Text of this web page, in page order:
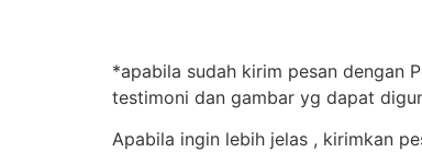
*apabila sudah kirim pesan dengan
testimoni dan gambar yg dapat
Apabila ingin lebih jelas , kirimkan